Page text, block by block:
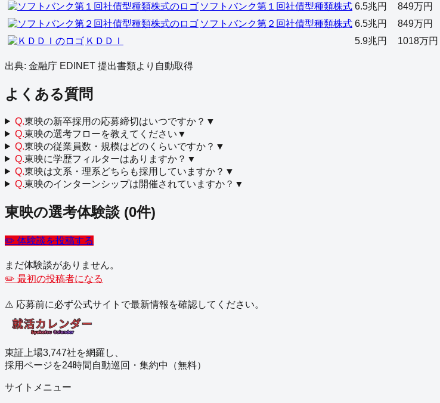
ソフトバンク第１回社債型種類株式 6.5兆円 849万円
ソフトバンク第２回社債型種類株式 6.5兆円 849万円
ＫＤＤＩ
5.9兆円 1018万円
出典: 金融庁 EDINET 提出書類より自動取得
よくある質問
Q.東映の新卒採用の応募締切はいつですか？ ▼
Q.東映の選考フローを教えてください ▼
Q.東映の従業員数・規模はどのくらいですか？ ▼
Q.東映に学歴フィルターはありますか？ ▼
Q.東映は文系・理系どちらも採用していますか？ ▼
Q.東映のインターンシップは開催されていますか？ ▼
東映の選考体験談 (0件)
✏️ 体験談を投稿する
まだ体験談がありません。
✏️ 最初の投稿者になる
⚠️ 応募前に必ず公式サイトで最新情報を確認してください。
東証上場3,747社を網羅し、
採用ページを24時間自動巡回・集約中（無料）
サイトメニュー